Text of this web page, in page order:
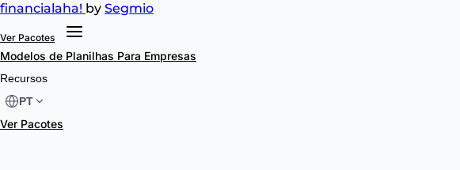
financialaha! by Segmio
Ver Pacotes
Modelos de Planilhas Para Empresas
Recursos
PT
Ver Pacotes